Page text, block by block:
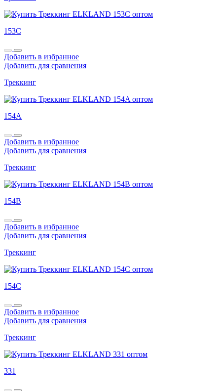
153C
Добавить в избранное
Добавить для сравнения
Треккинг
154A
Добавить в избранное
Добавить для сравнения
Треккинг
154B
Добавить в избранное
Добавить для сравнения
Треккинг
154C
Добавить в избранное
Добавить для сравнения
Треккинг
331